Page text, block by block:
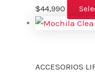
$44,990
ACCESORIOS